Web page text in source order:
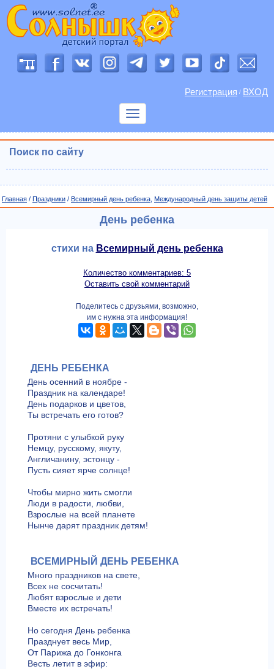
Регистрация / ВХОД
Показать
Поиск по сайту
Главная / Праздники / Всемирный день ребенка Международный день защиты детей
День ребенка
стихи на Всемирный день ребенка
Количество комментариев: 5
Оставить свой комментарий
Поделитесь с друзьями, возможно,
им с нужна эта информация!
ДЕНЬ РЕБЕНКА
День осенний в ноябре -
Праздник на календаре!
День подарков и цветов,
Ты встречать его готов?
Протяни с улыбкой руку
Немцу, русскому, якуту,
Англичанину, эстонцу -
Пусть сияет ярче солнце!
Чтобы мирно жить смогли
Люди в радости, любви,
Взрослые на всей планете
Нынче дарят праздник детям!
ВСЕМИРНЫЙ ДЕНЬ РЕБЕНКА
Много праздников на свете,
Всех не сосчитать!
Любят взрослые и дети
Вместе их встречать!
Но сегодня День ребенка
Празднует весь Мир,
От Парижа до Гонконга
Весть летит в эфир: